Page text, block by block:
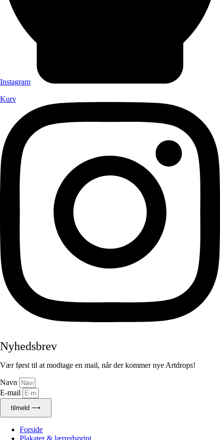
Kurv
Instagram
Nyhedsbrev
Vær først til at modtage en mail, når der kommer nye Artdrops!
Navn
E-mail
tilmeld ⟶
Forside
Plakater & lærredsprint